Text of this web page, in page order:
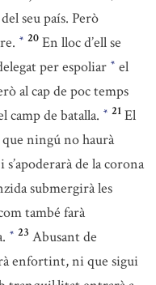
seu país. Però
* 20 En lloc d’ell se
per espoliar * el
al cap de poc temps
camp de batalla. * 21 El
que ningú no haurà
de la corona
submergirà les
també farà
* 23 Abusant de
enfortint, ni que sigui